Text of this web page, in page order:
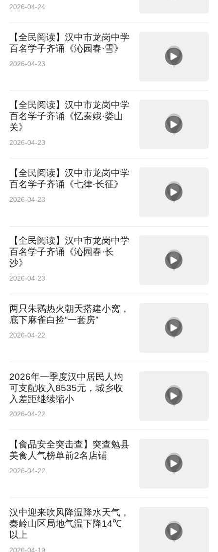
2026-04-24
【全民阅读】汉中市龙岗中学
百名学子齐诵《沁园春·雪》
2026-04-23
【全民阅读】汉中市龙岗中学
百名学子齐诵《忆秦娥·娄山
关》
2026-04-23
【全民阅读】汉中市龙岗中学
百名学子齐诵《七律·长征》
2026-04-23
【全民阅读】汉中市龙岗中学
百名学子齐诵《沁园春·长
沙》
2026-04-23
两只朱鹮热火朝天搭建小窝，
底下麻雀白捡“一套房”
2026-04-22
2026年一季度汉中居民人均
可支配收入8535元，城乡收
入差距继续缩小
2026-04-22
【食品安全突击查】突查勉县
美食人气榜单前2名店铺
2026-04-22
汉中迎来吹风降温降水天气，
秦岭山区局地气温下降14℃
以上
2026-04-19